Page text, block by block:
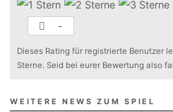
-
Dieses Rating für registrierte Benutzer
Sterne. Seid bei eurer Bewertung also
WEITERE NEWS ZUM SPIEL